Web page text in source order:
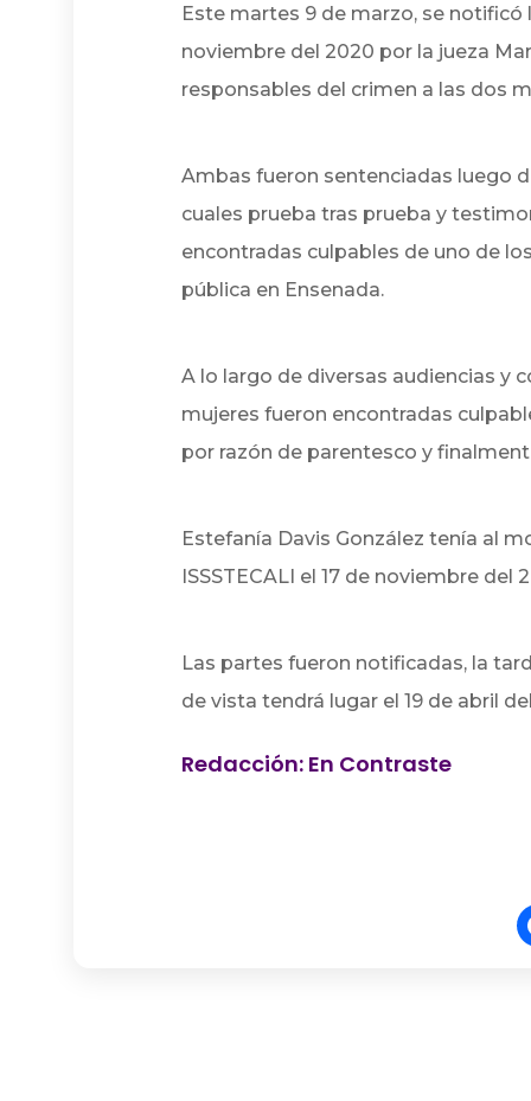
Este martes 9 de marzo, se
noviembre del 2020 por la jueza
responsables del crimen a las dos
Ambas fueron sentenciadas luego
cuales prueba tras prueba y
encontradas culpables de uno de
pública en Ensenada.
A lo largo de diversas audiencias y
mujeres fueron encontradas
por razón de parentesco y
Estefanía Davis González tenía al
ISSSTECALI el 17 de noviembre del
Las partes fueron notificadas, la
de vista tendrá lugar el 19 de abril
Redacción: En Contraste